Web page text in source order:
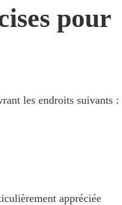
pour
les endroits suivants :
appréciée